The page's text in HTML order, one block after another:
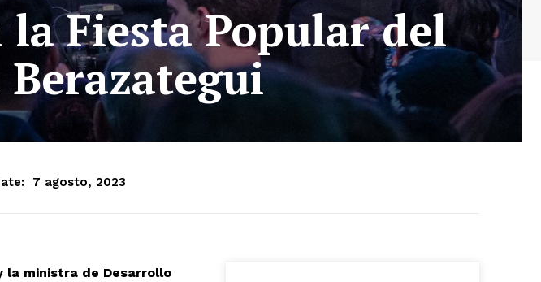
la Fiesta Popular del
Berazategui
7 agosto, 2023
la ministra de Desarrollo